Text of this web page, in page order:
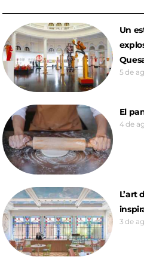
Un
5 de
El
4 de
L’art
3 de